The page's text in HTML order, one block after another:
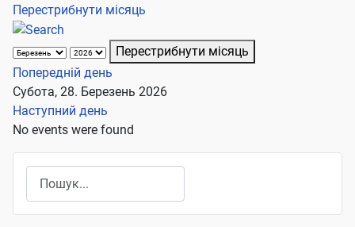
Перестрибнути місяць
Перестрибнути місяць
Попередній день
Субота, 28. Березень 2026
Наступний день
No events were found